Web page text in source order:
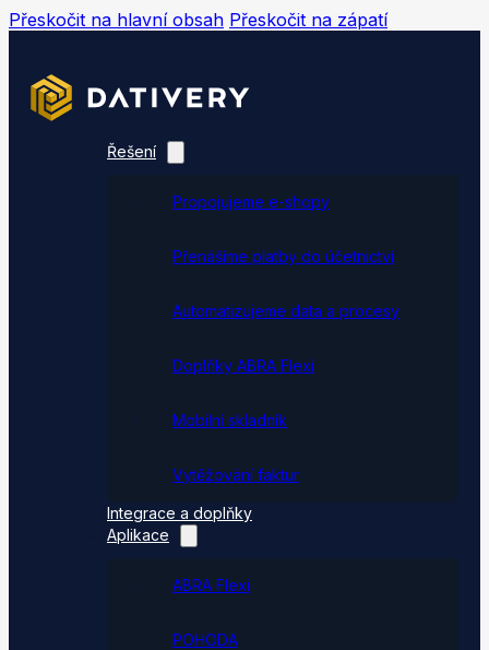
Přeskočit na hlavní obsah Přeskočit na zápatí
Řešení
Propojujeme e-shopy
Přenášíme platby do účetnictví
Automatizujeme data a procesy
Doplňky ABRA Flexi
Mobilní skladník
Vytěžování faktur
Integrace a doplňky
Aplikace
ABRA Flexi
POHODA